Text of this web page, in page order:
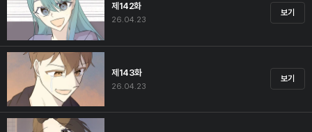
제142화
26.04.23
보기
제143화
26.04.23
보기